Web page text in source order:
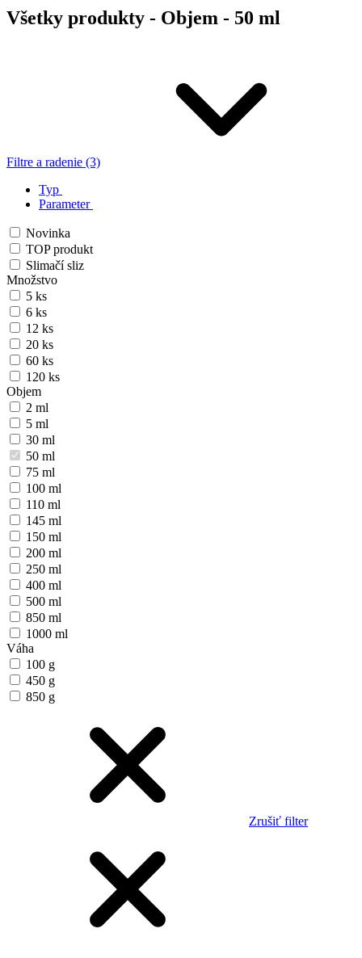
Všetky produkty - Objem - 50 ml
Filtre a radenie (3)
Typ
Parameter
Novinka
TOP produkt
Slimačí sliz
Množstvo
5 ks
6 ks
12 ks
20 ks
60 ks
120 ks
Objem
2 ml
5 ml
30 ml
50 ml
75 ml
100 ml
110 ml
145 ml
150 ml
200 ml
250 ml
400 ml
500 ml
850 ml
1000 ml
Váha
100 g
450 g
850 g
Zrušiť filter